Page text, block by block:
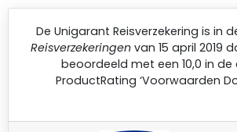
De Unigarant Reisverzekering is in
Reisverzekeringen van 15 april 2019
beoordeeld met een 10,0 in
ProductRating ‘Voorwaarden